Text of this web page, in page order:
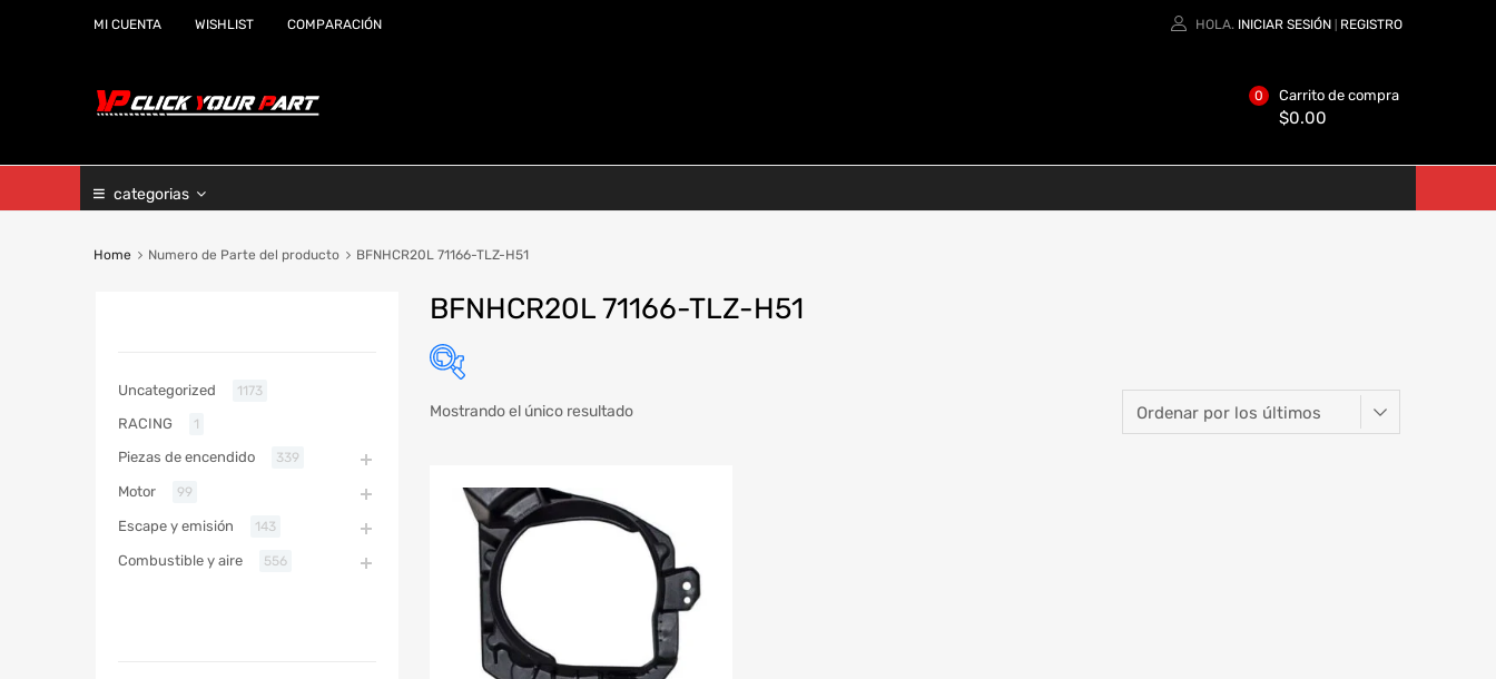
MI CUENTA WISHLIST COMPARACIÓN HOLA. INICIAR SESIÓN REGISTRO
Carrito de compra
$0.00
0
categorias
Home Numero de Parte del producto BFNHCR20L 71166-TLZ-H51
BFNHCR20L 71166-TLZ-H51
Refacción
ABARTH
ABARTH AUDI DODGE
Mostrando el único resultado
Uncategorized 1173
RACING 1
Piezas de encendido 339
Motor 99
Escape y emisión 143
Combustible y aire 556